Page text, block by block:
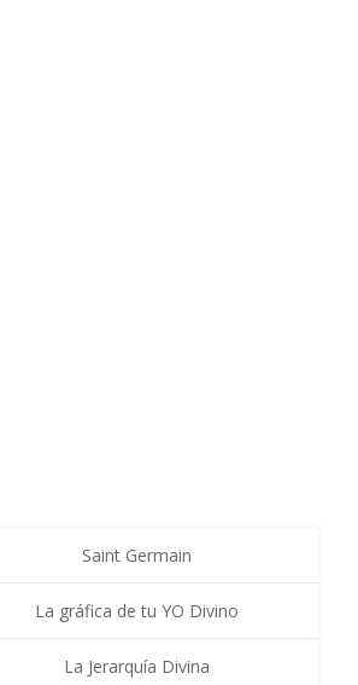
Saint Germain
La gráfica de tu YO Divino
La Jerarquía Divina